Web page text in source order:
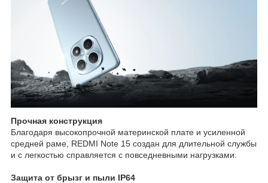
Прочная конструкция
Благодаря высокопрочной материнской плате и усиленной
средней раме, REDMI Note 15 создан для длительной службы
и с легкостью справляется с повседневными нагрузками.
Защита от брызг и пыли IP64